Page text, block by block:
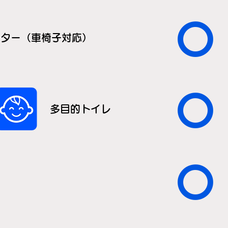
ー（車椅子対応）
多目的トイレ
〇
〇
〇